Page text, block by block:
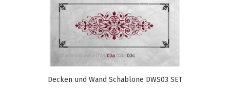
Decken und Wand Schablone DWS03 SET